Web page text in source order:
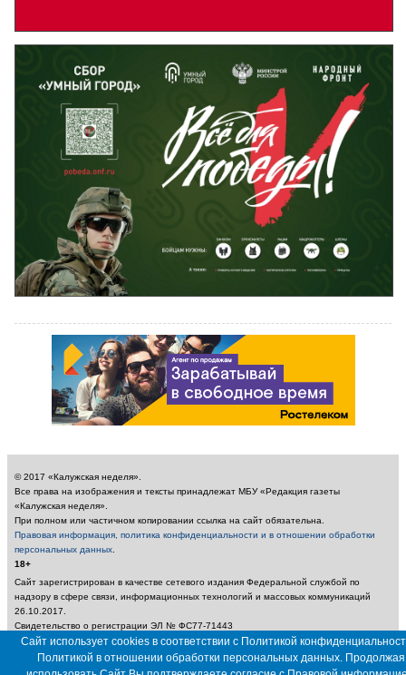
© 2017 «Калужская неделя».
Все права на изображения и тексты принадлежат МБУ «Редакция газеты
«Калужская неделя».
При полном или частичном копировании ссылка на сайт обязательна.
Правовая информация, политика конфиденциальности и в отношении обработки
персональных данных
18+
Сайт зарегистрирован в качестве сетевого издания Федеральной службой по
надзору в сфере связи, информационных технологий и массовых коммуникаций
26.10.2017.
Свидетельство о регистрации ЭЛ № ФС77-71443
Учредитель: Муниципальное бюджетное учреждение «Редакция газеты «Калужская
неделя»
Главный редактор: Амбарцумян А. Ю. / Электронный адрес редакции:
Сайт использует cookies в соответствии с Политикой
Политикой в отношении обработки персональных данных. Продолжая